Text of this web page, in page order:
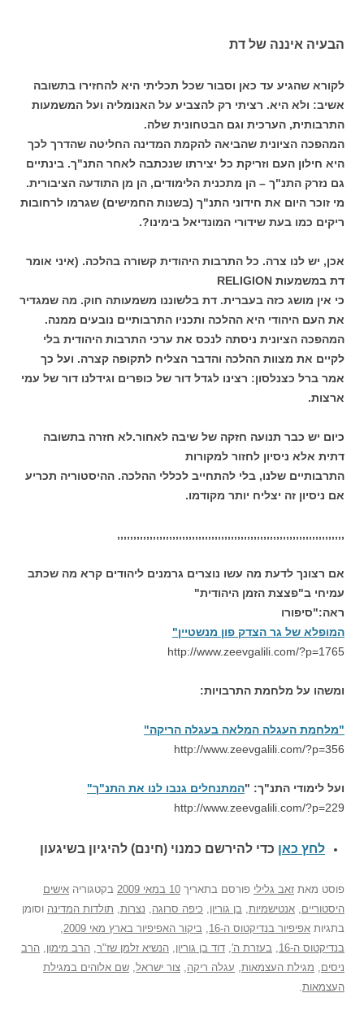
הבעיה איננה של דת
לקורא שהגיע עד כאן וסבור שכל תכליתי היא להחזירו בתשובה
אשיב: ולא היא. רציתי רק להצביע על האנומליה ועל המשמעות
התרבותית, הערכית וגם הבטחונית שלה.
המהפכה הציונית שהביאה להקמת המדינה החליטה שהדרך לכך
היא חילון העם וזריקת כל יצירתו שנכתבה לאחר התנ"ך. בינתיים
גם נזרק התנ"ך – הן מתכנית הלימודים, הן מן התודעה הציבורית.
מי זוכר היום את חידוני התנ"ך (בשנות החמישים) שגרמו לרחובות
ריקים כמו בעת שידורי המונדיאל בימינו?.
אכן, יש לנו צרה. כל התרבות היהודית קשורה בהלכה. (איני אומר
דת במשמעות RELIGION
כי אין מושג כזה בעברית. דת בלשוננו משמעותה חוק. מה שמגדיר
את העם היהודי היא ההלכה ותכניו התרבותיים נובעים ממנה.
המהפכה הציונית ניסתה לנכס את ערכי התרבות היהודית בלי
לקיים את מצוות ההלכה והדבר הצליח לתקופה קצרה. ועל כך
אמר ברל כצנלסון: רצינו לגדל דור של כופרים וגידלנו דור של עמי
ארצות.
כיום יש כבר תנועה חזקה של שיבה לאחור.לא חזרה בתשובה
דתית אלא ניסיון לחזור למקורות
התרבותיים שלנו, בלי להתחייב לכללי ההלכה. ההיסטוריה תכריע
אם ניסיון זה יצליח יותר מקודמו.
,,,,,,,,,,,,,,,,,,,,,,,,,,,,,,,,,,,,,,,,,,,,,,,,,,,,,,,,,,,,,,,,,,,,,,
אם רצונך לדעת מה עשו נוצרים גרמנים ליהודים קרא מה שכתב
עמיחי ב"פצצת הזמן היהודית"
ראה:"סיפורו
המופלא של גר הצדק פון מנשטיין"
http://www.zeevgalili.com/?p=1765
ומשהו על מלחמת התרבויות:
"מלחמת העגלה המלאה בעגלה הריקה"
http://www.zeevgalili.com/?p=356
ועל לימודי התנ"ך: "המתנחלים גנבו לנו את התנ"ך"
http://www.zeevgalili.com/?p=229
לחץ כאן כדי להירשם כמנוי (חינם) להיגיון בשיגעון
פוסט מאת זאב גלילי פורסם בתאריך 10 במאי 2009 בקטגוריה אישים
היסטוריים אנטישמיות בן גוריון כיפה סרוגה נצרות תולדות המדינה וסומן
בתגיות אפיפיור בנדיקטוס ה-16 ביקור האפיפיור בארץ מאי 2009
בנדיקטוס ה-16
בעזרת ה' דוד בן גוריון הנשיא זלמן שז"ר הרב מימון הרב
ניסים
מגילת העצמאות עגלה ריקה צור ישראל שם אלוהים במגילת
העצמאות